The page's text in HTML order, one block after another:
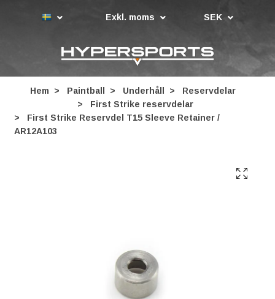
Exkl. moms SEK
Hem Paintball Underhåll
Reservdelar
First Strike reservdelar
First Strike Reservdel T15 Sleeve Retainer /
AR12A103